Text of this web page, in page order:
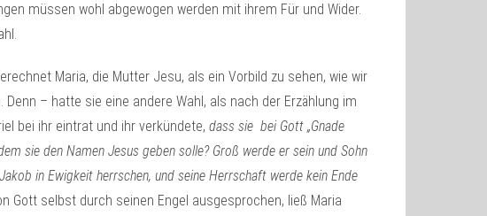
müssen wohl abgewogen werden mit ihrem Für und Wider.
Maria, die Mutter Jesu, als ein Vorbild zu sehen, wie wir
– hatte sie eine andere Wahl, als nach der Erzählung im
bei ihr eintrat und ihr verkündete, dass sie bei Gott „Gnade
sie den Namen Jesus geben solle? Groß werde er sein und Sohn
in Ewigkeit herrschen, und seine Herrschaft werde kein Ende
Gott selbst durch seinen Engel ausgesprochen, ließ Maria